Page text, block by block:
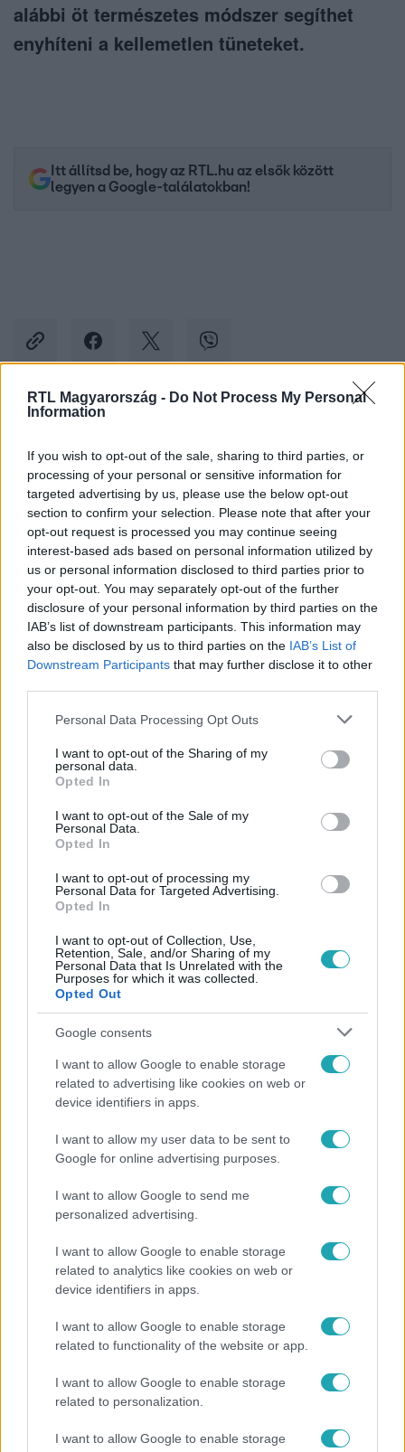
RTL Magyarország - Do Not Process My Personal
Information
If you wish to opt-out of the sale, sharing to third parties, or
processing of your personal or sensitive information for
targeted advertising by us, please use the below opt-out
section to confirm your selection. Please note that after your
opt-out request is processed you may continue seeing
interest-based ads based on personal information utilized by
us or personal information disclosed to third parties prior to
your opt-out. You may separately opt-out of the further
disclosure of your personal information by third parties on the
IAB’s list of downstream participants. This information may
also be disclosed by us to third parties on the IAB’s List of
Downstream Participants that may further disclose it to other
Please note that this website/app uses one or more Google
not limited to your visit or usage behaviour. You may click to
grant or deny consent to Google and its third-party tags to
use your data for below specified purposes in below Google
consent section.
Personal Data Processing Opt Outs
I want to opt-out of the Sharing of my
personal data.
Opted In
I want to opt-out of the Sale of my
Personal Data.
Opted In
I want to opt-out of processing my
Personal Data for Targeted Advertising.
Opted In
I want to opt-out of Collection, Use,
Retention, Sale, and/or Sharing of my
Personal Data that Is Unrelated with the
Purposes for which it was collected.
Opted Out
Google consents
I want to allow Google to enable storage
related to advertising like cookies on web or
device identifiers in apps.
I want to allow my user data to be sent to
Google for online advertising purposes.
I want to allow Google to send me
personalized advertising.
I want to allow Google to enable storage
related to analytics like cookies on web or
device identifiers in apps.
I want to allow Google to enable storage
related to functionality of the website or app.
I want to allow Google to enable storage
related to personalization.
I want to allow Google to enable storage
alábbi öt természetes módszer segíthet
enyhíteni a kellemetlen tüneteket.
Itt állítsd be, hogy az RTL.hu az elsők között
legyen a Google-találatokban!
Követem
KÖHÖGÉS EGÉSZSÉG
#HÁZI MÓDSZEREK # KÖHÖGÉS CSILLAPÍTÁS #TEA
Népszerű
„Téged. Engem. Minket.” – Emilio és Tina szerelmes
vallomása sokakat megérinthet
Kultúra
Hosszú Katinka a dokumentumfilmjében Shane